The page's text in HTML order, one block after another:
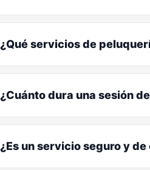
¿Qué servicios de
¿Cuánto dura una sesión
¿Es un servicio seguro y